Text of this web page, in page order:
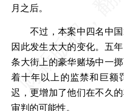
月之后。
不过，本案中四名中国
因此发生太大的变化。五
条大街上的豪华赌场中一
着十年以上的监禁和巨额
迟，更增加了他们在不久
审判的可能性。